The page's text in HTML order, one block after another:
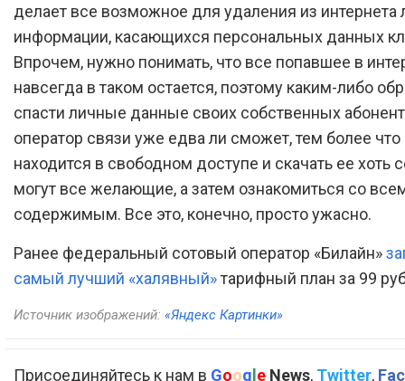
делает все возможное для удаления из интернета
информации, касающихся персональных данных
Впрочем, нужно понимать, что все попавшее в
навсегда в таком остается, поэтому каким-либо
спасти личные данные своих собственных
оператор связи уже едва ли сможет, тем более что
находится в свободном доступе и скачать ее хоть
могут все желающие, а затем ознакомиться со
содержимым. Все это, конечно, просто ужасно.
Ранее федеральный сотовый оператор «Билайн»
самый лучший «халявный»тарифный план за 99
Источник изображений: «Яндекс Картинки»
Присоединяйтесь к нам в Google News, Twitter,